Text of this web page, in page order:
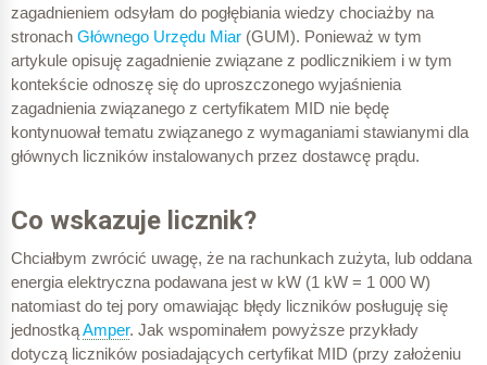
± 2,0
I
± 0,2
± 0,003 A
± 0,006 A
± 0,006 A
2,991 A
3,009 A
C
zagadnieniem odsyłam do pogłębiania wiedzy chociażby na
stronach Głównego Urzędu Miar (GUM). Ponieważ w tym
artykule opisuję zagadnienie związane z podlicznikiem i w tym
kontekście odnoszę się do uproszczonego wyjaśnienia
zagadnienia związanego z certyfikatem MID nie będę
kontynuował tematu związanego z wymaganiami stawianymi dla
głównych liczników instalowanych przez dostawcę prądu.
Co wskazuje licznik?
Chciałbym zwrócić uwagę, że na rachunkach zużyta, lub oddana
energia elektryczna podawana jest w kW (1 kW = 1 000 W)
natomiast do tej pory omawiając błędy liczników posługuję się
jednostkąAmper. Jak wspominałem powyższe przykłady
dotyczą liczników posiadających certyfikat MID (przy założeniu